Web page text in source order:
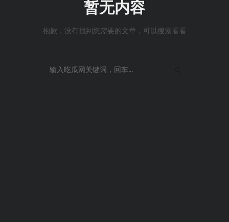
暂无内容
抱歉，没有找到您需要的文章，可以搜索看看